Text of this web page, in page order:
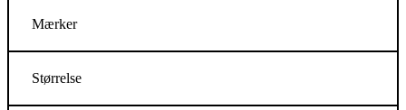
Mærker
Størrelse